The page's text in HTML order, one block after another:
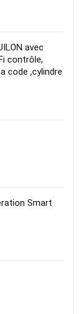
avec
contrôle,
code ,cylindre
Smart